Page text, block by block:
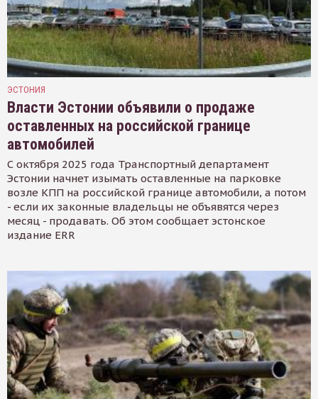
ЭСТОНИЯ
Власти Эстонии объявили о продаже
оставленных на российской границе
автомобилей
С октября 2025 года Транспортный департамент
Эстонии начнет изымать оставленные на парковке
возле КПП на российской границе автомобили, а потом
- если их законные владельцы не объявятся через
месяц - продавать. Об этом сообщает эстонское
издание ERR